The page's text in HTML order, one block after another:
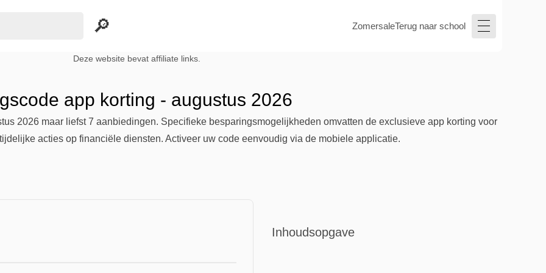
ZomersaleTerug naar school
Deze website bevat affiliate links.
app korting - augustus 2026
2026 maar liefst 7 aanbiedingen. Specifieke besparingsmogelijkheden omvatten de exclusieve app korting voor
acties op financiële diensten. Activeer uw code eenvoudig via de mobiele applicatie.
Inhoudsopgave